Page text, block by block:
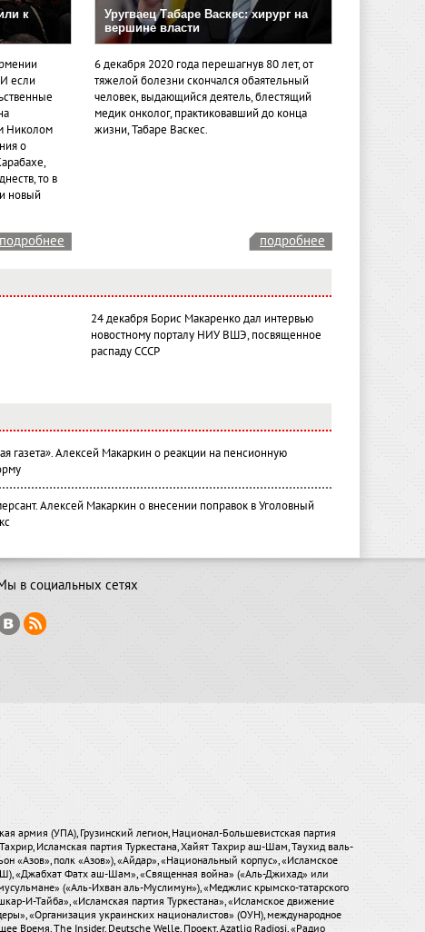
к
если
Николом
о
то в
новый
Уругваец Табаре Васкес: хирург на
вершине власти
6 декабря 2020 года перешагнув 80 лет, от
тяжелой болезни скончался обаятельный
человек, выдающийся деятель, блестящий
медик онколог, практиковавший до конца
жизни, Табаре Васкес.
подробнее подробнее
24 декабря Борис Макаренко дал интервью
новостному порталу НИУ ВШЭ, посвященное
распаду СССР
газета». Алексей Макаркин о реакции на пенсионную
Алексей Макаркин о внесении поправок в Уголовный
в социальных сетях
армия (УПА), Грузинский легион, Национал-Большевистская партия
Исламская партия Туркестана, Хайят Тахрир аш-Шам, Таухид валь-
«Азов», полк «Азов»), «Айдар», «Национальный корпус», «Исламское
«Джабхат Фатх аш-Шам», «Священная война» («Аль-Джихад» или
(«Аль-Ихван аль-Муслимун»), «Меджлис крымско-татарского
И-Тайба», «Исламская партия Туркестана», «Исламское движение
«Организация украинских националистов» (ОУН), международное
Время, The Insider, Deutsche Welle, Проект, Azatliq Radiosi, «Радио